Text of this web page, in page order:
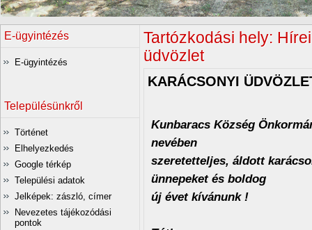
E-ügyintézés
E-ügyintézés
Településünkről
Történet
Elhelyezkedés
Google térkép
Települési adatok
Jelképek: zászló, címer
Nevezetes tájékozódási
pontok
Tartózkodási hely:
üdvözlet
KARÁCSONYI
Kunbaracs Község
nevében
szeretetteljes, áldott
ünnepeket és boldog
új évet kívánunk !